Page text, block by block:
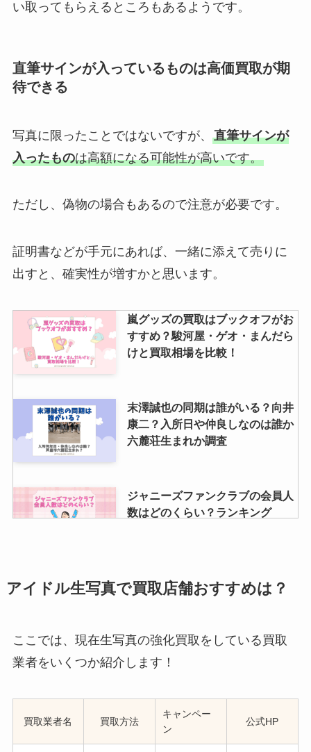
い取ってもらえるところもあるようです。
直筆サインが入っているものは高価買取が期
待できる
写真に限ったことではないですが、 直筆サインが
入ったものは高額になる可能性が高いです。
ただし、偽物の場合もあるので注意が必要です。
証明書などが手元にあれば、一緒に添えて売りに
出すと、確実性が増すかと思います。
嵐グッズの買取はブックオフがお
すすめ？駿河屋・ゲオ・まんだら
けと買取相場を比較！
末澤誠也の同期は誰がいる？向井
康二？入所日や仲良しなのは誰か
六麓荘生まれか調査
ジャニーズファンクラブの会員人
数はどのくらい？ランキング
スノーマンのライブチケット一般
小瀧望の同期は？ジャニーズ入所
アイドル生写真で買取店舗おすすめは？
ここでは、現在生写真の強化買取をしている買取
業者をいくつか紹介します！
買取業者名 買取方法
キャンペー
ン
公式HP